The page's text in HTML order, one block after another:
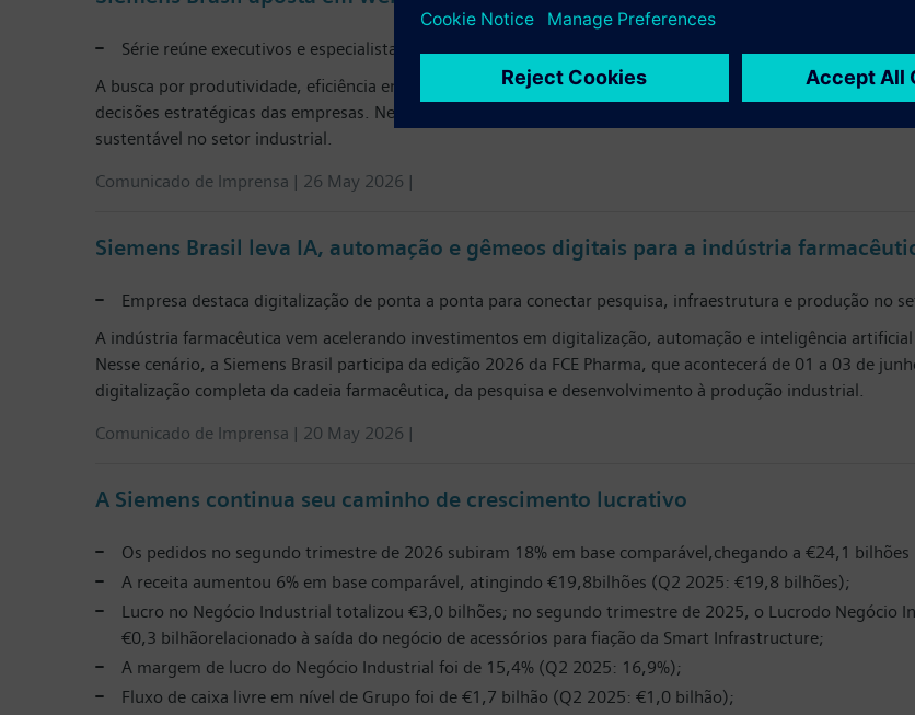
Série reúne executivos e especialistas para discutir temas como eficiência energética, economia
A busca por produtividade, eficiência energética e redução de emissões está redefinindo a agenda da
decisões estratégicas das empresas. Nesse contexto, a Siemens Brasil lança uma nova websérie dedicada
sustentável no setor industrial.
Comunicado de Imprensa | 26 May 2026 |
Siemens Brasil leva IA, automação e gêmeos digitais para a indústria
Empresa destaca digitalização de ponta a ponta para conectar pesquisa, infraestrutura e produção no
A indústria farmacêutica vem acelerando investimentos em digitalização, automação e inteligência
Nesse cenário, a Siemens Brasil participa da edição 2026 da FCE Pharma, que acontecerá de 01 a 03 de
digitalização completa da cadeia farmacêutica, da pesquisa e desenvolvimento à produção industrial.
Comunicado de Imprensa | 20 May 2026 |
A Siemens continua seu caminho de crescimento lucrativo
Os pedidos no segundo trimestre de 2026 subiram 18% em base comparável,chegando a €24,1
A receita aumentou 6% em base comparável, atingindo €19,8bilhões (Q2 2025: €19,8 bilhões);
Lucro no Negócio Industrial totalizou €3,0 bilhões; no segundo trimestre de 2025, o Lucrodo Negócio
€0,3 bilhãorelacionado à saída do negócio de acessórios para fiação da Smart Infrastructure;
A margem de lucro do Negócio Industrial foi de 15,4% (Q2 2025: 16,9%);
Fluxo de caixa livre em nível de Grupo foi de €1,7 bilhão (Q2 2025: €1,0 bilhão);